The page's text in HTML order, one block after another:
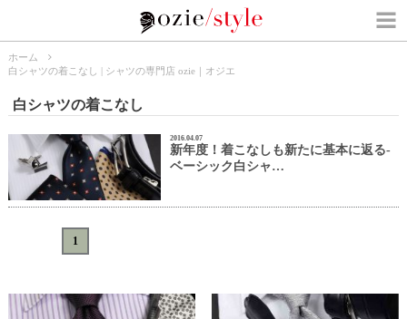
ホーム
白シャツの着こなし | シャツの専門店 ozie｜オジエ
白シャツの着こなし
2016.04.07
新年度！着こなしも新たに基本に返る-
ベーシック白シャ…
1